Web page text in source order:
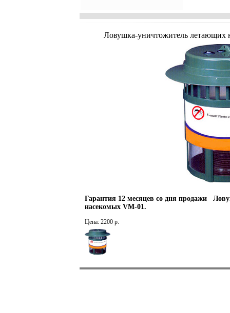
Ловушка-уничтожитель летающих
Гарантия 12 месяцев со дня продажи
насекомых VM-01.
Цена: 2200 р.